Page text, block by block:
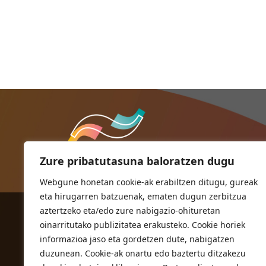
Zure pribatutasuna baloratzen dugu
Webgune honetan cookie-ak erabiltzen ditugu, gureak
eta hirugarren batzuenak, ematen dugun zerbitzua
aztertzeko eta/edo zure nabigazio-ohituretan
oinarritutako publizitatea erakusteko. Cookie horiek
informazioa jaso eta gordetzen dute, nabigatzen
duzunean. Cookie-ak onartu edo baztertu ditzakezu
ORIOKO UDALA
Herriko plaza,1
20810 Orio (Gipuzkoa)
T. 943 83 03 46